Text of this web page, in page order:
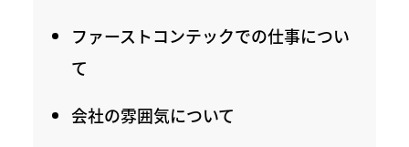
ファーストコンテックでの仕事につい
て
会社の雰囲気について